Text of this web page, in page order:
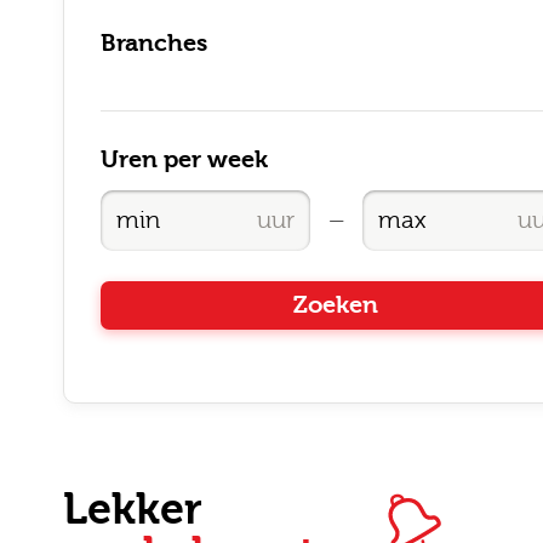
Branches
Uren per week
—
Zoeken
Lekker
Ik